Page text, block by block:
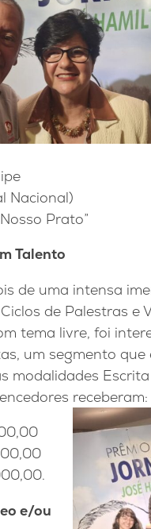
Nacional)
Prato”
Talento
de uma intensa
de Palestras e
tema livre, foi
um segmento
modalidades
receberam:
e/ou